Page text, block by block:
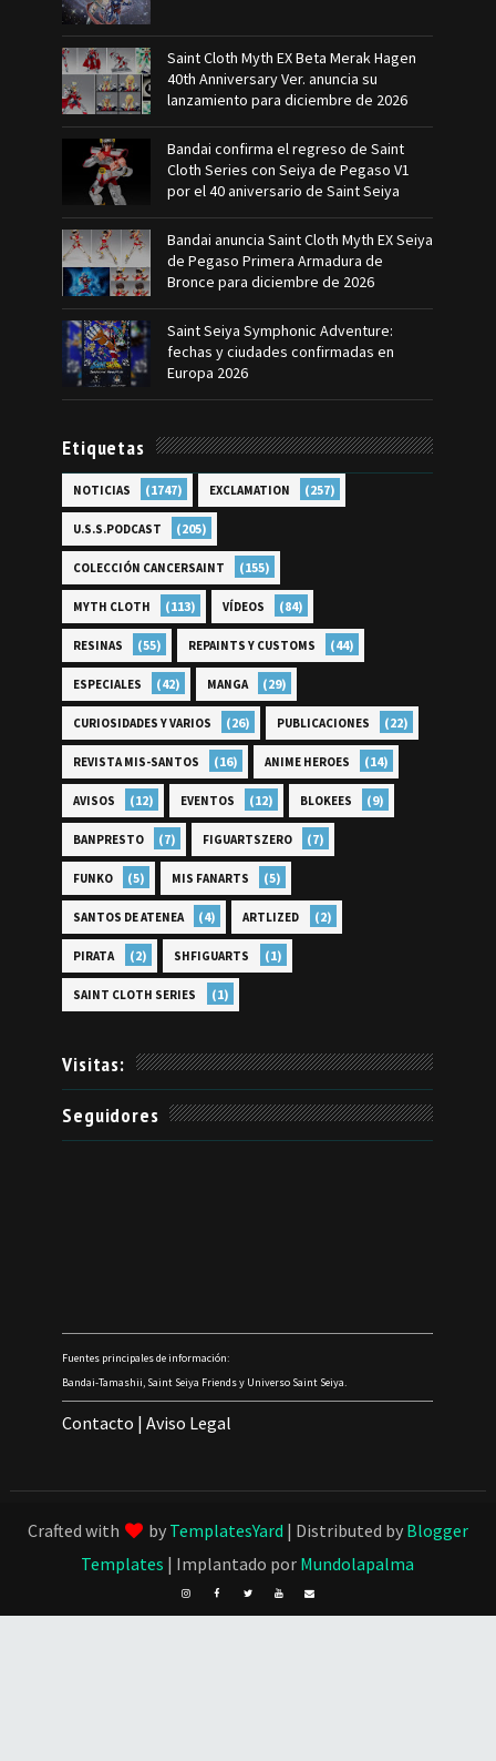
Saint Cloth Myth EX Beta Merak Hagen
40th Anniversary Ver. anuncia su
lanzamiento para diciembre de 2026
Bandai confirma el regreso de Saint
Cloth Series con Seiya de Pegaso V1
por el 40 aniversario de Saint Seiya
Bandai anuncia Saint Cloth Myth EX Seiya
de Pegaso Primera Armadura de
Bronce para diciembre de 2026
Saint Seiya Symphonic Adventure:
fechas y ciudades confirmadas en
Europa 2026
Etiquetas
NOTICIAS (1747) EXCLAMATION (257)
U.S.S.PODCAST (205)
COLECCIÓN CANCERSAINT (155)
MYTH CLOTH (113) VÍDEOS (84)
RESINAS (55) REPAINTS Y CUSTOMS (44)
ESPECIALES (42) MANGA (29)
CURIOSIDADES Y VARIOS (26) PUBLICACIONES (22)
REVISTA MIS-SANTOS (16) ANIME HEROES (14)
AVISOS (12) EVENTOS (12) BLOKEES (9)
BANPRESTO (7) FIGUARTSZERO (7)
FUNKO (5) MIS FANARTS (5)
SANTOS DE ATENEA (4) ARTLIZED (2)
PIRATA (2) SHFIGUARTS (1)
SAINT CLOTH SERIES (1)
Visitas:
Seguidores
Fuentes principales de información:
Bandai-Tamashii, Saint Seiya Friends y Universo Saint Seiya.
Contacto |Aviso Legal
Crafted with by TemplatesYard | Distributed by Blogger
Templates | Implantado por Mundolapalma